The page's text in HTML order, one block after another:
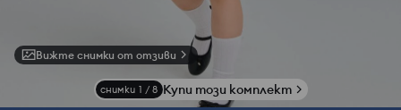
Вижте снимки от отзиви
снимки 1 / 8 Купи този комплект